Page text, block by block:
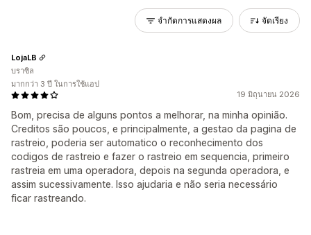
จำกัดการแสดงผล จัดเรียง
19 มิถุนายน 2026
Bom, precisa de alguns pontos a melhorar, na minha opinião.
Creditos são poucos, e principalmente, a gestao da pagina de
rastreio, poderia ser automatico o reconhecimento dos
codigos de rastreio e fazer o rastreio em sequencia, primeiro
rastreia em uma operadora, depois na segunda operadora, e
assim sucessivamente. Isso ajudaria e não seria necessário
ficar rastreando.
LojaLB
บราซิล
มากกว่า 3 ปี ในการใช้แอป